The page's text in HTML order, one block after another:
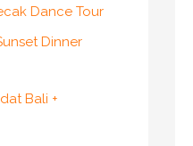
Dance Tour
Dinner
Bali +